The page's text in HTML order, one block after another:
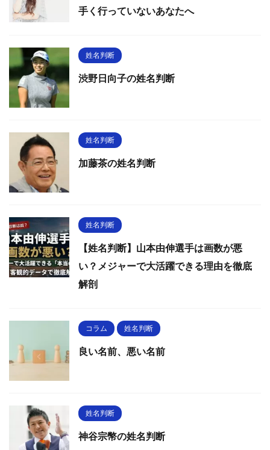
手く行っていないあなたへ
姓名判断
渋野日向子の姓名判断
姓名判断
加藤茶の姓名判断
姓名判断
【姓名判断】山本由伸選手は画数が悪
い？メジャーで大活躍できる理由を徹底
解剖
コラム 姓名判断
良い名前、悪い名前
姓名判断
神谷宗幣の姓名判断